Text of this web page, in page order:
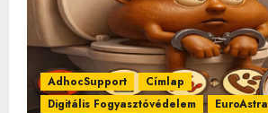
AdhocSupport
Címlap
Digitális Fogyasztóvédelem
EuroAstra